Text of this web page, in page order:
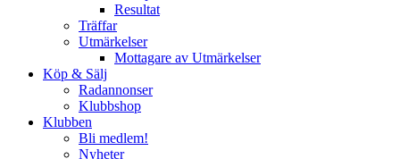
Resultat
Träffar
Utmärkelser
Mottagare av Utmärkelser
Köp & Sälj
Radannonser
Klubbshop
Klubben
Bli medlem!
Nyheter